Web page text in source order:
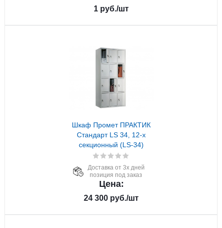
1 руб./шт
Шкаф Промет ПРАКТИК
Стандарт LS 34, 12-х
секционный (LS-34)
Доставка от 3х дней
позиция под заказ
Цена:
24 300 руб./шт